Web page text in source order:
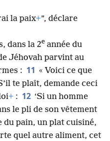
la paix+”, déclare
dans la 2e année du
Jéhovah parvint au
: 11 « Voici ce que
te plaît, demande ceci
+ : 12 ‘Si un homme
le pli de son vêtement
du pain, un plat cuisiné,
quel autre aliment, cet